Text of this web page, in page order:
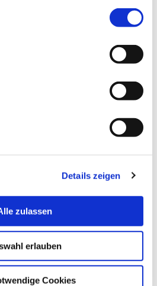
Details zeigen
zulassen
erlauben
Cookies
User Management (PSV) und
von HISinOne | Bereitstellen von
und Administration weiterer
(EXA etc.) | Unterweisungen in
+49 4714823435